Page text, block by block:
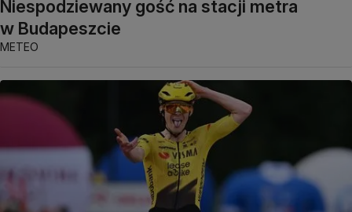
Niespodziewany gość na stacji metra
w Budapeszcie
METEO